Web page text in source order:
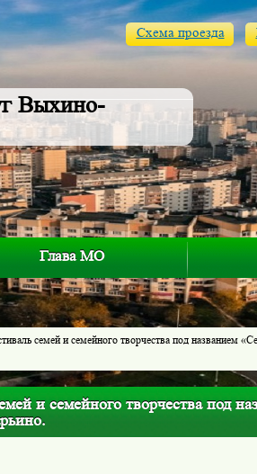
Выхино-
Схема проезда
Глава МО
семей и семейного творчества под названием
и семейного творчества под